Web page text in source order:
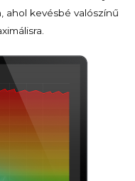
ahol kevésbé valószínű